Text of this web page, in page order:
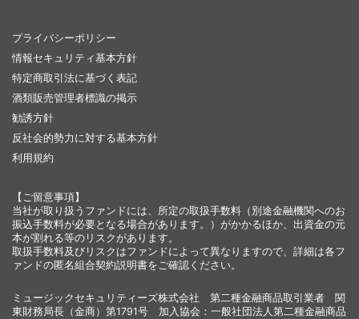
プライバシーポリシー
情報セキュリティ基本方針
特定商取引法に基づく表記
酒類販売管理者標識の掲示
勧誘方針
反社会的勢力に対する基本方針
利用規約
【ご留意事項】
当社が取り扱うファンドには、所定の取扱手数料（別途金融機関へのお
振込手数料が必要となる場合があります。）がかかるほか、出資金の元
本が割れる等のリスクがあります。
取扱手数料及びリスクはファンドによって異なりますので、詳細は各フ
ァンドの匿名組合契約説明書をご確認ください。
ミュージックセキュリティーズ株式会社 第二種金融商品取引業者 関
東財務局長（金商）第1791号 加入協会：一般社団法人第二種金融商品